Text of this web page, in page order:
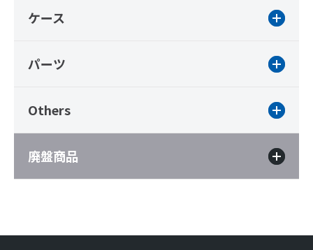
ケース
パーツ
Others
廃盤商品